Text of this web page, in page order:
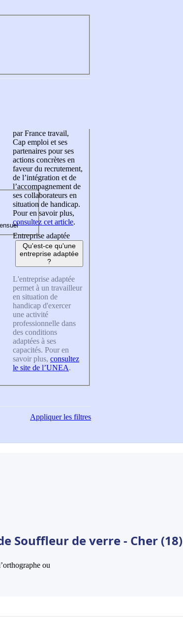
par France travail,
Cap emploi et ses
partenaires pour ses
actions concrètes en
faveur du recrutement,
de l’intégration et de
l’accompagnement de
ses collaborateurs en
situation de handicap.
Pour en savoir plus,
consultez cet article.
Entreprise adaptée
Qu'est-ce qu'une
entreprise adaptée
?
L'entreprise adaptée
permet à un travailleur
en situation de
handicap d'exercer
une activité
professionnelle dans
des conditions
adaptées à ses
capacités. Pour en
savoir plus, consultez
le site de l’UNEA.
Appliquerles filtres
Souffleur de verre - Cher (18)
ou